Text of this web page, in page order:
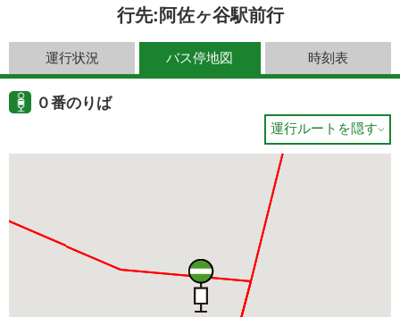
行先:阿佐ヶ谷駅前行
運行状況 バス停地図 時刻表
０番のりば
運行ルートを隠す